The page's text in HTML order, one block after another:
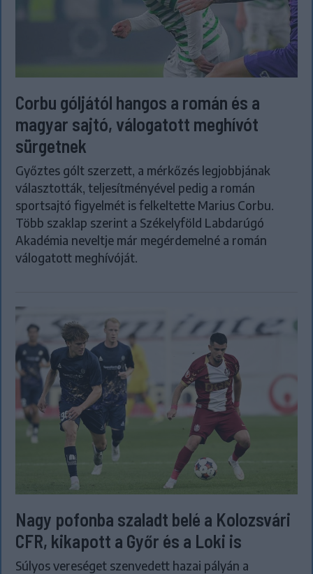
Corbu góljától hangos a román és a
magyar sajtó, válogatott meghívót
sürgetnek
Győztes gólt szerzett, a mérkőzés legjobbjának
választották, teljesítményével pedig a román
sportsajtó figyelmét is felkeltette Marius Corbu.
Több szaklap szerint a Székelyföld Labdarúgó
Akadémia neveltje már megérdemelné a román
válogatott meghívóját.
Nagy pofonba szaladt belé a Kolozsvári
CFR, kikapott a Győr és a Loki is
Súlyos vereséget szenvedett hazai pályán a